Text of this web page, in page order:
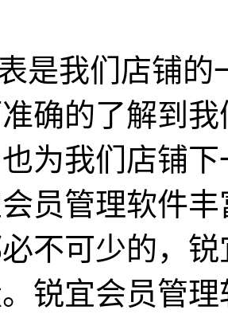
是我们店铺的
确的了解到
为我们店铺
员管理软件
不可少的，
锐宜会员管理